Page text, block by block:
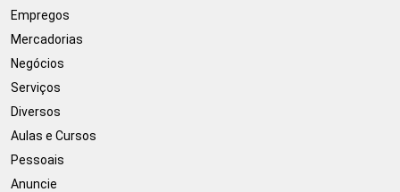
Empregos
Mercadorias
Negócios
Serviços
Diversos
Aulas e Cursos
Pessoais
Anuncie